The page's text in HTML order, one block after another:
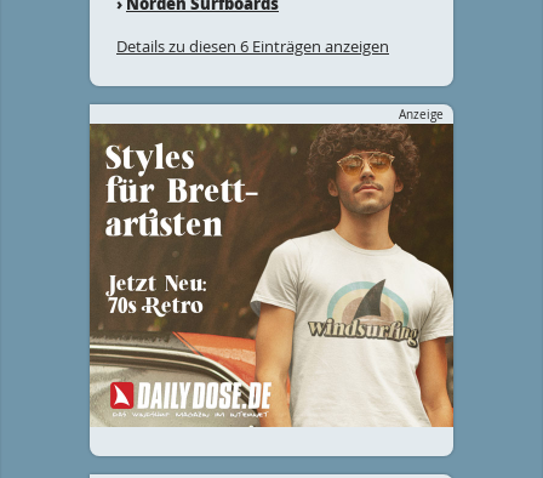
Details zu diesen 6 Einträgen anzeigen
Anzeige